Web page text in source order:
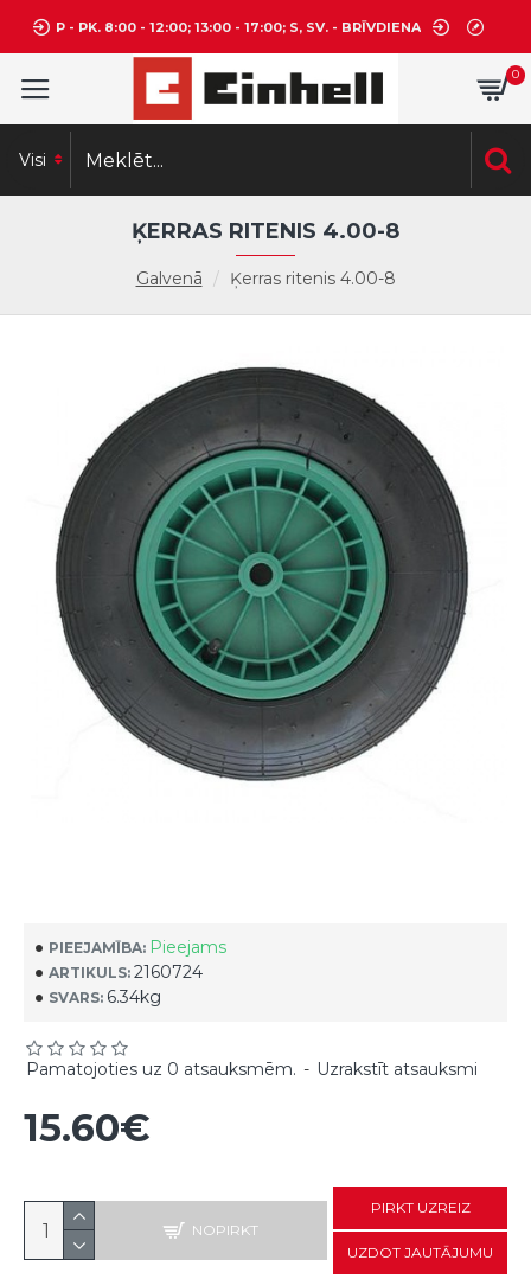
P - PK. 8:00 - 12:00; 13:00 - 17:00; S, SV. - BRĪVDIENA
0
Visi
Galvenā Ķerras ritenis 4.00-8
ĶERRAS RITENIS 4.00-8
PIEEJAMĪBA: Pieejams
ARTIKULS: 2160724
SVARS: 6.34kg
Pamatojoties uz 0 atsauksmēm. - Uzrakstīt atsauksmi
15.60€
NOPIRKT
PIRKT UZREIZ
UZDOT JAUTĀJUMU